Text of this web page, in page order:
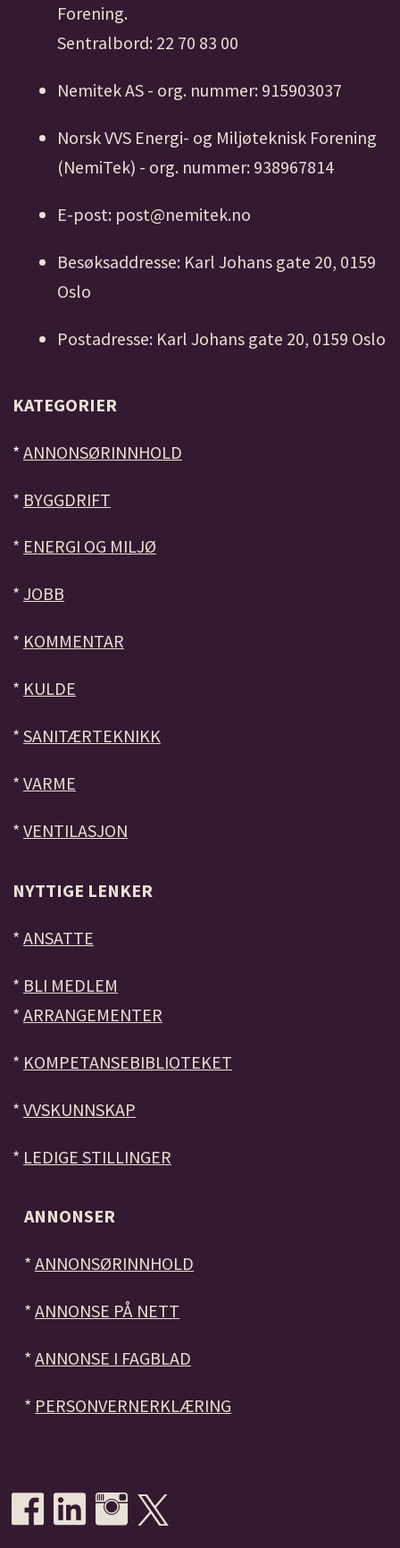
Forening.
Sentralbord: 22 70 83 00
Nemitek AS - org. nummer: 915903037
Norsk VVS Energi- og Miljøteknisk Forening
(NemiTek) - org. nummer: 938967814
E-post: post@nemitek.no
Besøksaddresse: Karl Johans gate 20, 0159
Oslo
Postadresse: Karl Johans gate 20, 0159 Oslo
KATEGORIER
* ANNONSØRINNHOLD
* BYGGDRIFT
* ENERGI OG MILJØ
* JOBB
* KOMMENTAR
* KULDE
* SANITÆRTEKNIKK
* VARME
* VENTILASJON
NYTTIGE LENKER
* ANSATTE
* BLI MEDLEM
* ARRANGEMENTER
* KOMPETANSEBIBLIOTEKET
* VVSKUNNSKAP
* LEDIGE STILLINGER
ANNONSER
*ANNONSØRINNHOLD
*ANNONSE PÅ NETT
*ANNONSE I FAGBLAD
* PERSONVERNERKLÆRING